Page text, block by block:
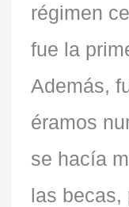
régimen
fue la
Además,
éramos
se hacía
las becas,